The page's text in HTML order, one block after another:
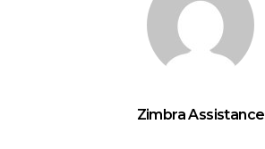
Zimbra Assistance